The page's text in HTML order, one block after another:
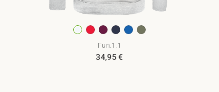
Fun.1.1
34,95€